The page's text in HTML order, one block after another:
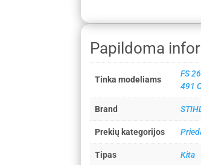
Papildoma
Tinka modeliams
FS
491
Brand
Prekių kategorijos
Tipas Kita